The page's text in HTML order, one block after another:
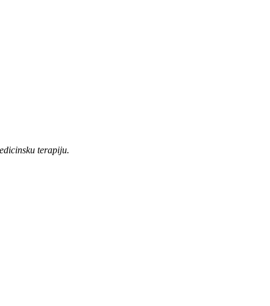
terapiju.